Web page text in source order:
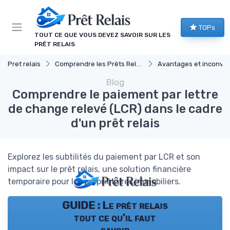
TOUT CE QUE VOUS DEVEZ SAVOIR SUR LES
PRÊT RELAIS
TOPs
Pret relais Comprendre les Prêts Relais Avantages et
Blog
Comprendre le paiement par lettre
de change relevé (LCR) dans le cadre
d'un prêt relais
Explorez les subtilités du paiement par LCR et son
impact sur le prêt relais, une solution financière
temporaire pour les propriétaires immobiliers.
GUIDE : Le prêt relais
tout ce qu'il faut
Panneau de gestion des cookies